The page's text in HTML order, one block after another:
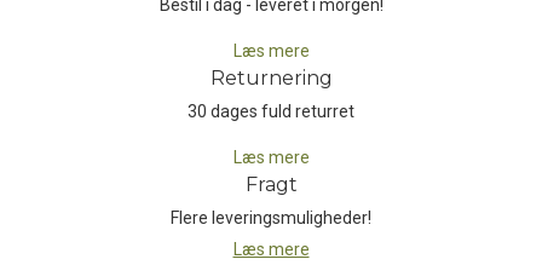
Bestil i dag - leveret i morgen!
Læs mere
Returnering
30 dages fuld returret
Læs mere
Fragt
Flere leveringsmuligheder!
Læs mere